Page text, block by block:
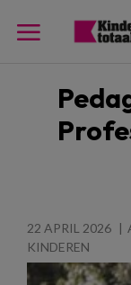
22 APRIL 2026
KINDEREN